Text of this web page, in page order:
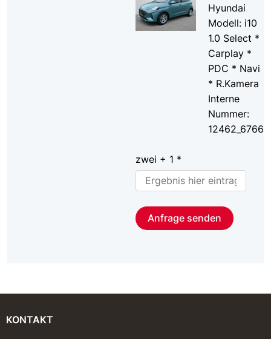
Hyundai
Modell: i10
1.0 Select *
Carplay *
PDC * Navi
* R.Kamera
Interne
Nummer:
12462_6766
zwei + 1 *
Anfrage senden
KONTAKT